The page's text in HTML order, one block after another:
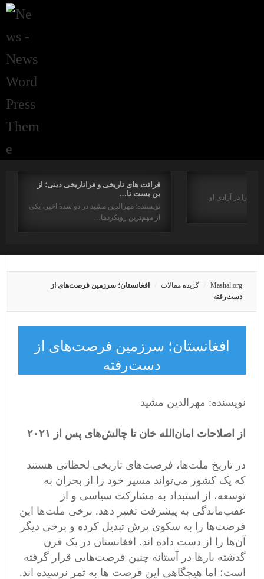
قرائت های تاریخی و فراتاریخی دینی؛ از
بن بست تا…
نویسنده: مهرالدین مشید در دو سده اخیر، یکی
از مهم‌ترین رویکردها…
را در آزادی او
Mashal.org گزیده مقالات
افغانستان؛ سرزمین فرصت‌های از
دست‌رفته
افغانستان؛ سرزمین فرصت‌های از
دست‌رفته
نویسنده: مهرالدین مشید
از اصلاحات امان‌الله خان تا چالش‌های پس از ۲۰۲۱
در تاریخ ملت‌ها، فرصت‌های تاریخی لحظاتی هستند
که یک کشور می‌تواند مسیر خود را از بحران به
توسعه، از استبداد به مشارکت سیاسی و از
عقب‌ماندگی به پیشرفت تغییر دهد. برخی ملت‌ها این
فرصت‌ها را به سکوی پرش تبدیل کرده و برخی دیگر
آن‌ها را از دست داده اند. افغانستان در یک قرن
گذشته بارها در آستانه چنین فرصت‌هایی قرار گرفته
است؛ اما هیچگاهی این فرصت ها به ثمر نرسیده اند.